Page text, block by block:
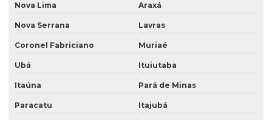
Nova Lima Araxá
Nova Serrana Lavras
Coronel Fabriciano Muriaé
Ubá Ituiutaba
Itaúna Pará de Minas
Paracatu Itajubá